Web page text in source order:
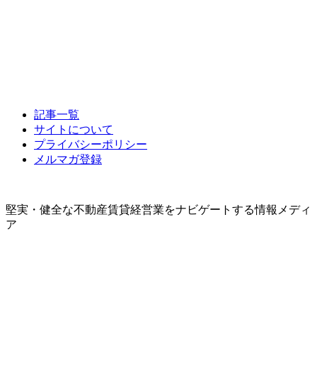
記事一覧
サイトについて
プライバシーポリシー
メルマガ登録
堅実・健全な不動産賃貸経営業をナビゲートする情報メディ
ア